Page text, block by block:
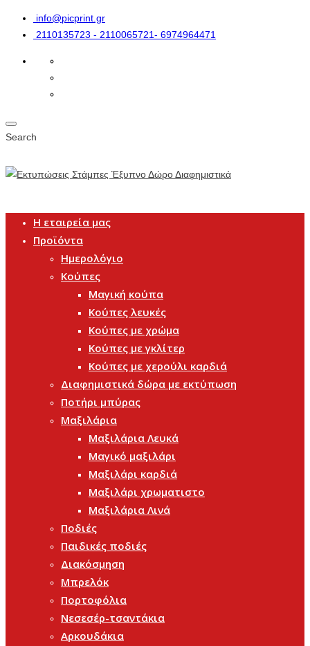
info@picprint.gr
2110135723 - 2110065721- 6974964471
Search
Η εταιρεία μας
Προϊόντα
Ημερολόγιο
Κούπες
Μαγική κούπα
Κούπες λευκές
Κούπες με χρώμα
Κούπες με γκλίτερ
Κούπες με χερούλι καρδιά
Διαφημιστικά δώρα με εκτύπωση
Ποτήρι μπύρας
Μαξιλάρια
Μαξιλάρια Λευκά
Μαγικό μαξιλάρι
Μαξιλάρι καρδιά
Μαξιλάρι χρωματιστο
Μαξιλάρια Λινά
Ποδιές
Παιδικές ποδιές
Διακόσμηση
Μπρελόκ
Πορτοφόλια
Νεσεσέρ-τσαντάκια
Αρκουδάκια